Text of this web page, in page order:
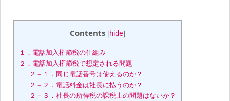
Contents [hide]
１．電話加入権節税の仕組み
２．電話加入権節税で想定される問題
２－１．同じ電話番号は使えるのか？
２－２．電話料金は社長に払うのか？
２－３．社長の所得税の課税上の問題はないか？